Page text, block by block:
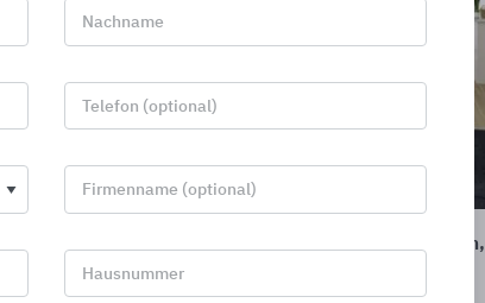
Wandprofile aus aus Aluminium,
Nachname
Telefon (optional)
Firmenname (optional)
Hausnummer